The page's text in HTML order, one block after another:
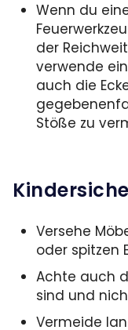
Wenn du
der
verwende
auch die
Stöße zu
Versehe
oder spitzen
Achte auch
sind und
Vermeide